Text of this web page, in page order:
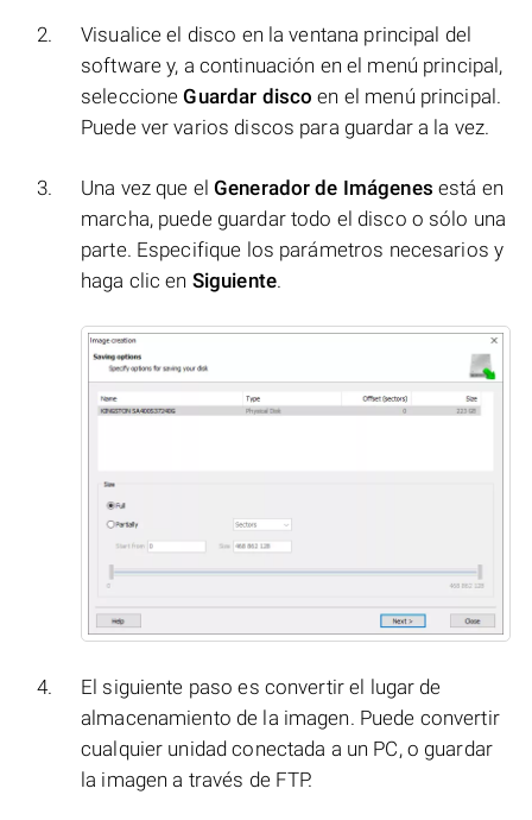
Visualice el disco en la ventana principal del
software y, a continuación en el menú principal,
seleccioneGuardar disco en el menú principal.
Puede ver varios discos para guardar a la vez.
Una vez que el Generador de Imágenes está en
marcha, puede guardar todo el disco o sólo una
parte. Especifique los parámetros necesarios y
haga clic en Siguiente.
El siguiente paso es convertir el lugar de
almacenamiento de la imagen. Puede convertir
cualquier unidad conectada a un PC, o guardar
la imagen a través de FTP.